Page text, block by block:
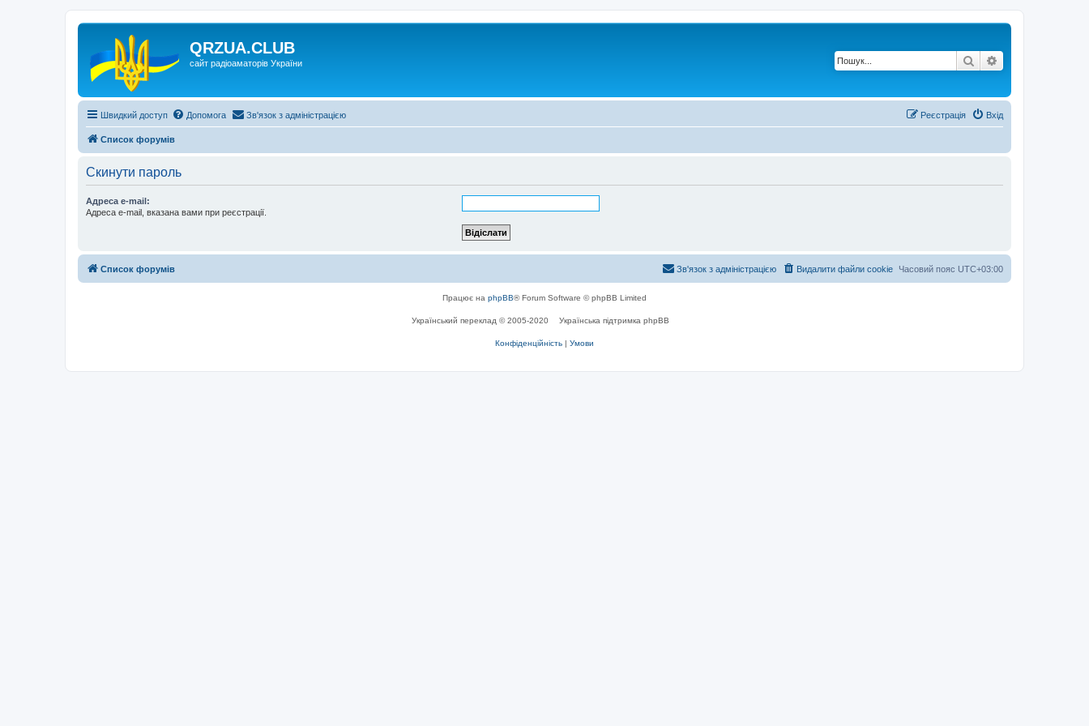
QRZUA.CLUB
сайт радіоаматорів України Пошук
Швидкий доступ Допомога Зв'язок з адміністрацією Вхід
Реєстрація
Список форумів
Скинути пароль
Адреса e-mail:
Адреса e-mail, вказана вами при реєстрації.
Список форумів Часовий пояс UTC+03:00
Видалити файли cookie
Зв'язок з адміністрацією
Працює на phpBB® Forum Software © phpBB Limited
Український переклад © 2005-2020 Українська підтримка phpBB
Конфіденційність | Умови